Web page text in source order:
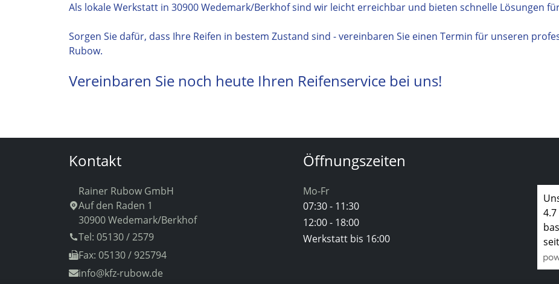
Als lokale Werkstatt in 30900 Wedemark/Berkhof sind wir leicht erreichbar und bieten schnelle Lösungen
Sorgen Sie dafür, dass Ihre Reifen in bestem Zustand sind - vereinbaren Sie einen Termin für unseren
Rubow.
Vereinbaren Sie noch heute Ihren Reifenservice bei uns!
Kontakt
Rainer Rubow GmbH
Auf den Raden 1
30900 Wedemark/Berkhof
Tel: 05130 / 2579
Fax: 05130 / 925794
info@kfz-rubow.de
Öffnungszeiten
Mo-Fr
07:30 - 11:30
12:00 - 18:00
Werkstatt bis 16:00
4.7